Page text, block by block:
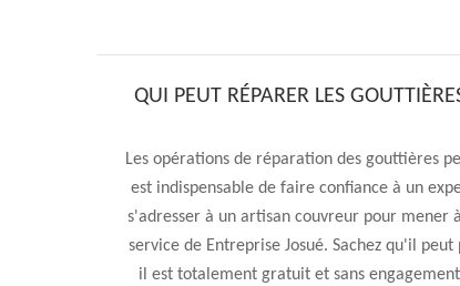
QUI PEUT RÉPARER LES
Les opérations de réparation des gouttières
est indispensable de faire confiance à un
s'adresser à un artisan couvreur pour mener
service de Entreprise Josué. Sachez qu'il
il est totalement gratuit et sans